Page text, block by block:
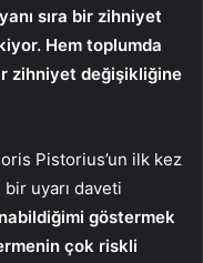
sıra bir zihniyet
Hem toplumda
zihniyet değişikliğine
Pistorius’un ilk kez
uyarı daveti
göstermek
çok riskli